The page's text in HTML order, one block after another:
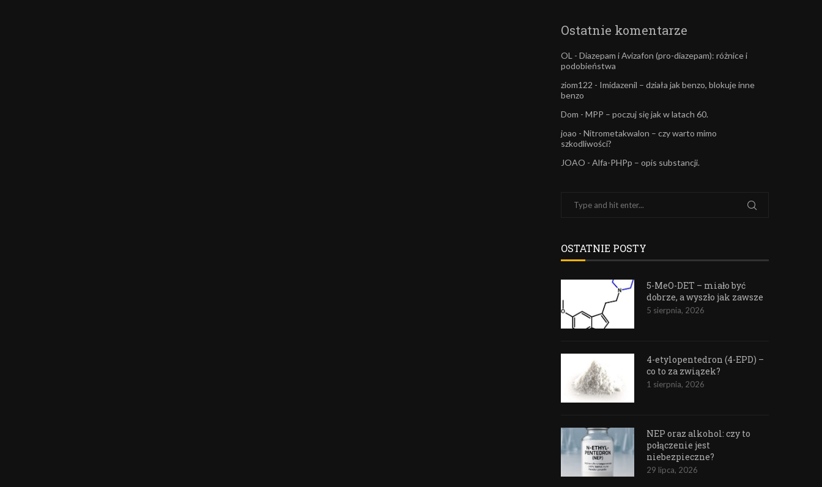
Ostatnie komentarze
OL - Diazepam i Avizafon (pro-diazepam): różnice i
podobieństwa
ziom122 - Imidazenil – działa jak benzo, blokuje inne
benzo
Dom - MPP – poczuj się jak w latach 60.
joao - Nitrometakwalon – czy warto mimo
szkodliwości?
JOAO - Alfa-PHPp – opis substancji.
OSTATNIE POSTY
5-MeO-DET – miało być
dobrze, a wyszło jak zawsze
5 sierpnia, 2026
4-etylopentedron (4-EPD) –
co to za związek?
1 sierpnia, 2026
NEP oraz alkohol: czy to
połączenie jest
niebezpieczne?
29 lipca, 2026